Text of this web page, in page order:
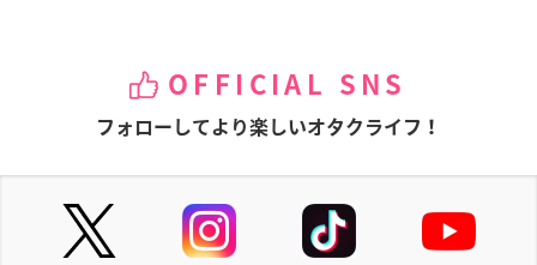
OFFICIAL SNS
フォローしてより楽しいオタクライフ！